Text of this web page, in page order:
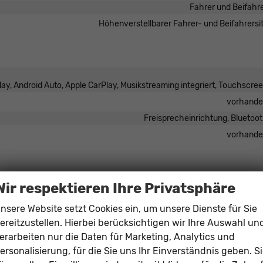
Fahrer und
Höhenverstellbarer Fahrer- und
Android Auto, Apple CarPlay, Musikstreaming integriert,
Freisprecheinrichtung,
Vorne, Beifahrerairbag abschaltbar, Seitenairbags Vorne, Gurtairbag
Spurhalteassistent, Spurwechselassistent,
Toter-Winkel-Assistent,
Notrufsystem, Abstandswarner, Geschwindigkeitsbegrenzer
respektieren Ihre Privatsphäre
Website setzt Cookies ein, um unsere Dienste für Sie
Hierbei berücksichtigen wir Ihre Auswahl
nur die Daten für Marketing, Analytics und
für die Sie uns Ihr Einverständnis geben.